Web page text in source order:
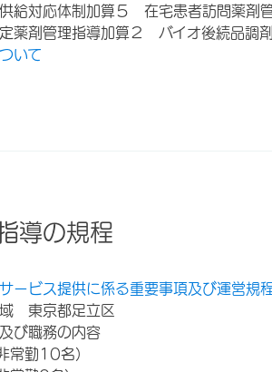
給対応体制加算５ 在宅患者訪問薬
薬剤管理指導加算２ バイオ後続品調
いて
導の規程
ービス提供に係る重要事項及び運営規
域 東京都足立区
び職務の内容
常勤10名）